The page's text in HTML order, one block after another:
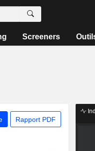
Screeners
Rapport PDF